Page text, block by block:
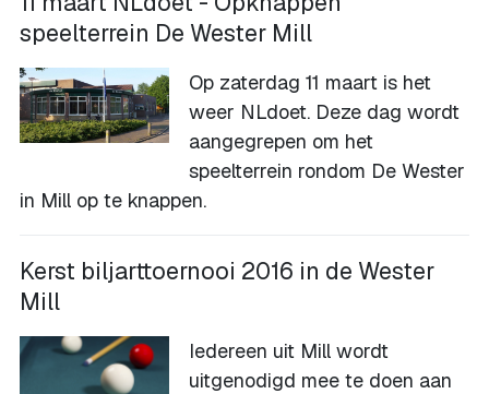
speelterrein De Wester Mill
Op zaterdag 11 maart is het
weer NLdoet. Deze dag wordt
aangegrepen om het
speelterrein rondom De Wester
in Mill op te knappen.
Kerst biljarttoernooi 2016 in de Wester
Mill
Iedereen uit Mill wordt
uitgenodigd mee te doen aan